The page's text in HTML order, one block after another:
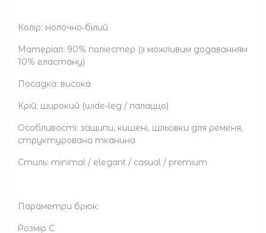
Колір: молочно‑білий
Матеріал: 90% поліестер (з можливим додаванням
10% еластану)
Посадка: висока
Крій: широкий (wide‑leg / палаццо)
Особливості: защипи, кишені, шльовки для ременя,
структурована тканина
Стиль: minimal / elegant / casual / premium
Параметри брюк:
Розмір С